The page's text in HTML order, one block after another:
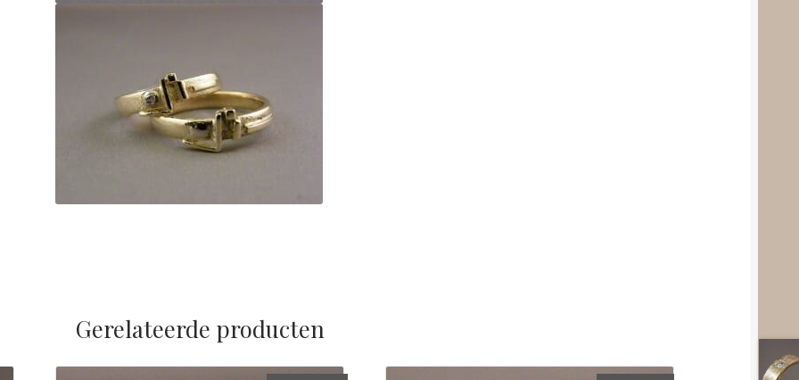
Gerelateerde producten